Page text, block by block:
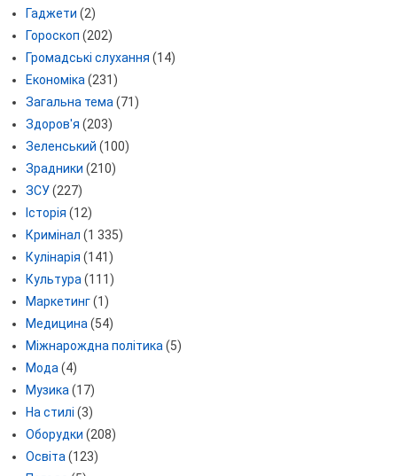
Гаджети (2)
Гороскоп (202)
Громадські слухання (14)
Економіка (231)
Загальна тема (71)
Здоров'я (203)
Зеленський (100)
Зрадники (210)
ЗСУ(227)
Історія (12)
Кримінал (1 335)
Кулінарія (141)
Культура (111)
Маркетинг(1)
Медицина (54)
Міжнарождна політика (5)
Мода (4)
Музика (17)
На стилі (3)
Оборудки (208)
Освіта (123)